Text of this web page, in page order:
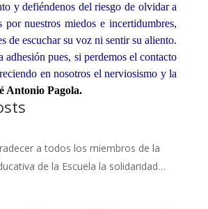
y defiéndenos del riesgo de olvidar a
por nuestros miedos e incertidumbres,
de escuchar su voz ni sentir su aliento.
adhesión pues, si perdemos el contacto
en nosotros el nerviosismo y la
AntonioPagola.
a todos los miembros de la
de la Escuela la solidaridad…